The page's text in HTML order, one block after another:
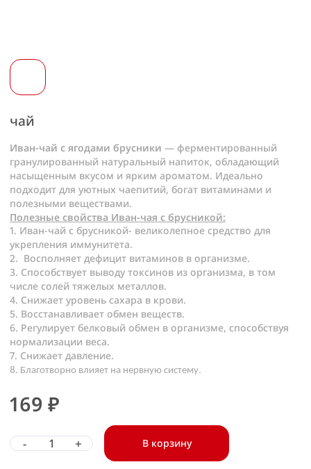
чай
Иван-чай с ягодами брусники — ферментированный
гранулированный натуральный напиток, обладающий
насыщенным вкусом и ярким ароматом. Идеально
подходит для уютных чаепитий, богат витаминами и
полезными веществами.
Полезные свойства Иван-чая с брусникой:
1. Иван-чай с брусникой- великолепное средство для
укрепления иммунитета.
2. Восполняет дефицит витаминов в организме.
3. Способствует выводу токсинов из организма, в том
числе солей тяжелых металлов.
4. Снижает уровень сахара в крови.
5. Восстанавливает обмен веществ.
6. Регулирует белковый обмен в организме, способствуя
нормализации веса.
7. Снижает давление.
8. Благотворно влияет на нервную систему.
169 ₽
- + В корзину